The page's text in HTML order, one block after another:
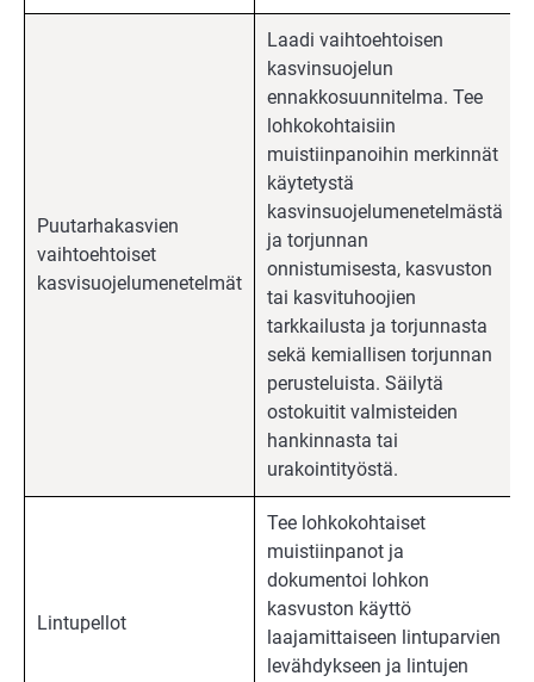
Puutarhakasvien
vaihtoehtoiset
kasvisuojelumenetelmät
Laadi vaihtoehtoisen
kasvinsuojelun
ennakkosuunnitelma. Tee
lohkokohtaisiin
muistiinpanoihin merkinnät
käytetystä
kasvinsuojelumenetelmästä
ja torjunnan
onnistumisesta, kasvuston
tai kasvituhoojien
tarkkailusta ja torjunnasta
sekä kemiallisen torjunnan
perusteluista. Säilytä
ostokuitit valmisteiden
hankinnasta tai
urakointityöstä.
Lintupellot
Tee lohkokohtaiset
muistiinpanot ja
dokumentoi lohkon
kasvuston käyttö
laajamittaiseen lintuparvien
levähdykseen ja lintujen